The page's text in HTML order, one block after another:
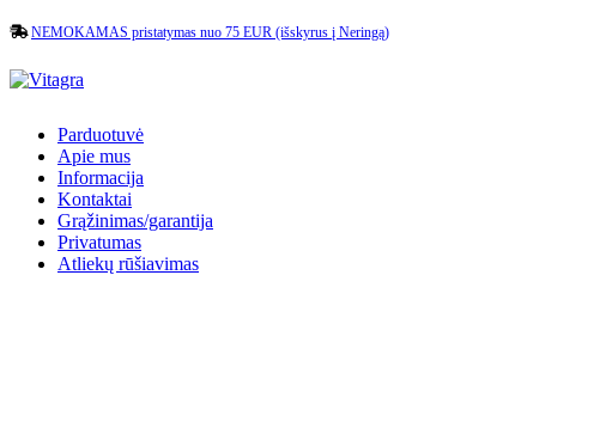
NEMOKAMAS pristatymas nuo 75 EUR (išskyrus į Neringą)
Parduotuvė
Apie mus
Informacija
Kontaktai
Grąžinimas/garantija
Privatumas
Atliekų rūšiavimas